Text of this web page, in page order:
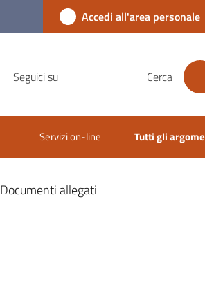
Accedi all'area personale
Seguici su Cerca
Servizi on-line Tutti gli
Documenti allegati